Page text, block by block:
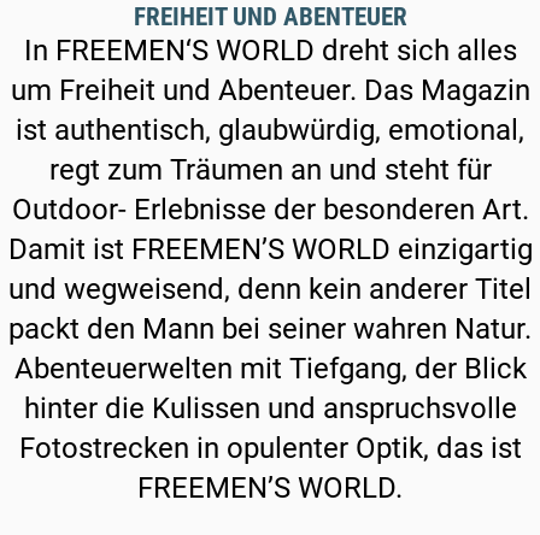
FREIHEIT UND ABENTEUER
In FREEMEN‘S WORLD dreht sich alles
um Freiheit und Abenteuer. Das Magazin
ist authentisch, glaubwürdig, emotional,
regt zum Träumen an und steht für
Outdoor- Erlebnisse der besonderen Art.
Damit ist FREEMEN’S WORLD einzigartig
und wegweisend, denn kein anderer Titel
packt den Mann bei seiner wahren Natur.
Abenteuerwelten mit Tiefgang, der Blick
hinter die Kulissen und anspruchsvolle
Fotostrecken in opulenter Optik, das ist
FREEMEN’S WORLD.